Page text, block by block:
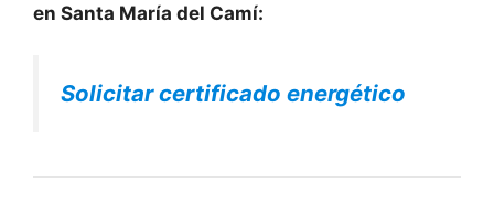
en Santa María del Camí:
Solicitar certificado energético